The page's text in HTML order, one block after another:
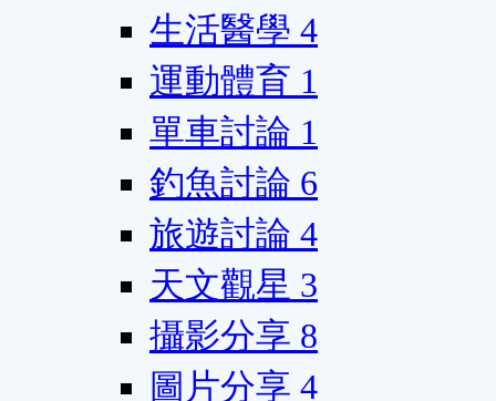
生活醫學 4
運動體育 1
單車討論 1
釣魚討論 6
旅遊討論 4
天文觀星 3
攝影分享 8
圖片分享 4